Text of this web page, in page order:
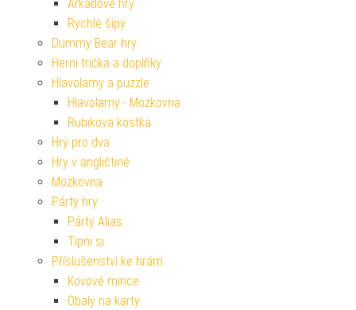
Arkádové hry
Rychlé šípy
Dummy Bear hry
Herní trička a doplňky
Hlavolamy a puzzle
Hlavolamy - Mozkovna
Rubikova kostka
Hry pro dva
Hry v angličtině
Mozkovna
Párty hry
Párty Alias
Tipni si
Příslušenství ke hrám
Kovové mince
Obaly na karty